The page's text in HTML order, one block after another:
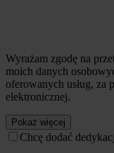
Wyrażam zgodę na
moich danych
oferowanych usług, za
elektronicznej.
Pokaż więcej
Chcę dodać